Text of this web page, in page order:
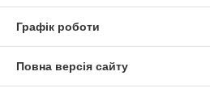
Графік роботи
Повна версія сайту